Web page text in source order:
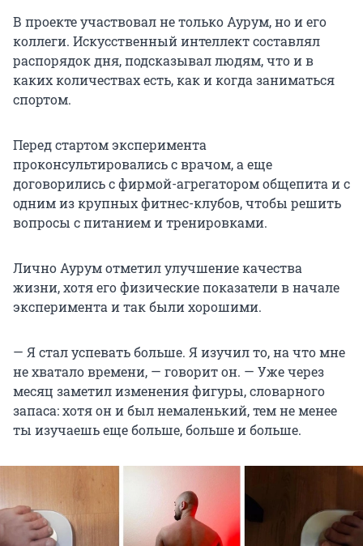
В проекте участвовал не только Аурум, но и его
коллеги. Искусственный интеллект составлял
распорядок дня, подсказывал людям, что и в
каких количествах есть, как и когда заниматься
спортом.
Перед стартом эксперимента
проконсультировались с врачом, а еще
договорились с фирмой-агрегатором общепита и с
одним из крупных фитнес-клубов, чтобы решить
вопросы с питанием и тренировками.
Лично Аурум отметил улучшение качества
жизни, хотя его физические показатели в начале
эксперимента и так были хорошими.
— Я стал успевать больше. Я изучил то, на что мне
не хватало времени, — говорит он. — Уже через
месяц заметил изменения фигуры, словарного
запаса: хотя он и был немаленький, тем не менее
ты изучаешь еще больше, больше и больше.